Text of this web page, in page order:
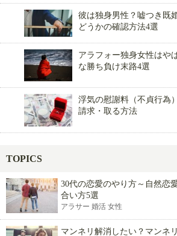
彼は独身男性？嘘つき既
どうかの確認方法4選
アラフォー独身女性はや
な勝ち負け末路4選
浮気の慰謝料（不貞行為
請求・取る方法
TOPICS
30代の恋愛のやり方～自然恋
合い方5選
アラサー 婚活 女性
マンネリ解消したい？マンネ